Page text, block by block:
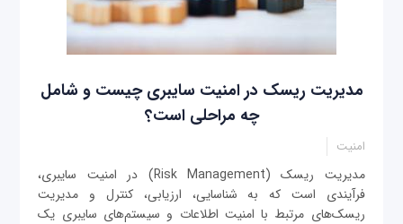
مدیریت ریسک در امنیت سایبری چیست و شامل
چه مراحلی است؟
امنیت
مدیریت ریسک (Risk Management) در امنیت سایبری،
فرآیندی است که به شناسایی، ارزیابی، کنترل و مدیریت
ریسک‌های مرتبط با امنیت اطلاعات و سیستم‌های سایبری یک